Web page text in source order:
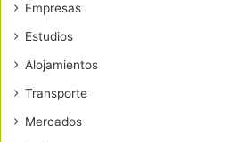
Empresas
Estudios
Alojamientos
Transporte
Mercados